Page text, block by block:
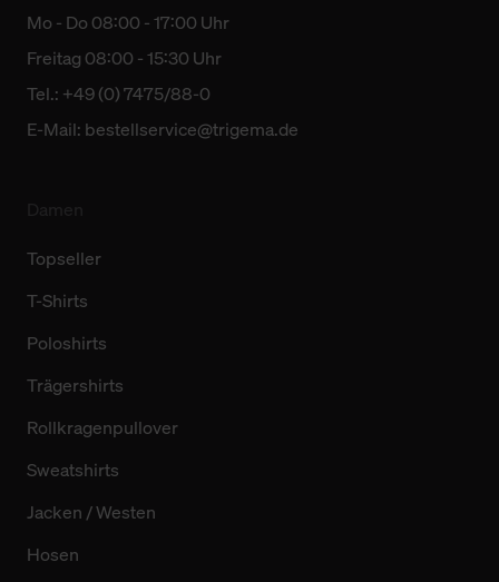
Mo - Do 08:00 - 17:00 Uhr
Freitag 08:00 - 15:30 Uhr
Tel.: +49 (0) 7475/88-0
E-Mail: bestellservice@trigema.de
Topseller
T-Shirts
Poloshirts
Trägershirts
Rollkragenpullover
Sweatshirts
Jacken / Westen
Hosen